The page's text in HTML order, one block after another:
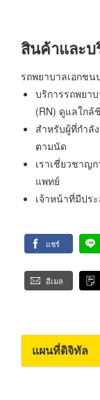
สินค้าและบ
รถพยาบาลเอกช
บริการรถพยา
(RN) ดูแลใกล้
สำหรับผู้ที่กำลั
ตามนัด
เราเชี่ยวชาญ
แพทย์
เจ้าหน้าที่มีปร
แชร์
อีเมล
แผนที่ดิจิทัล